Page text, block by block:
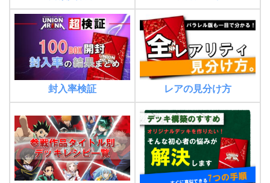
封入率検証 レアの見分け方